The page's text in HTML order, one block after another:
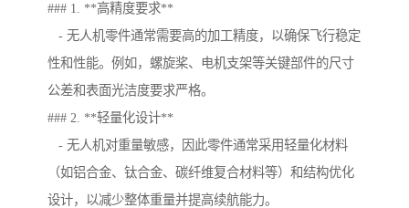
### 1. **高精度要求**
- 无人机零件通常需要高的加工精度，以确保飞行稳定
性和性能。例如，螺旋桨、电机支架等关键部件的尺寸
公差和表面光洁度要求严格。
### 2. **轻量化设计**
- 无人机对重量敏感，因此零件通常采用轻量化材料
（如铝合金、钛合金、碳纤维复合材料等）和结构优化
设计，以减少整体重量并提高续航能力。